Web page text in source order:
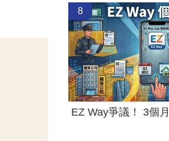
8
EZ Way爭議！ 3個